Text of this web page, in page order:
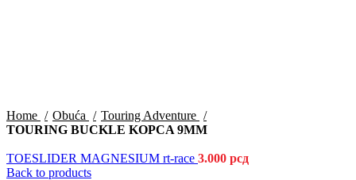
Home Obuća
Touring Adventure
TOURING BUCKLE KOPCA 9MM
TOESLIDER MAGNESIUM rt-race 3.000 рсд
Back to products